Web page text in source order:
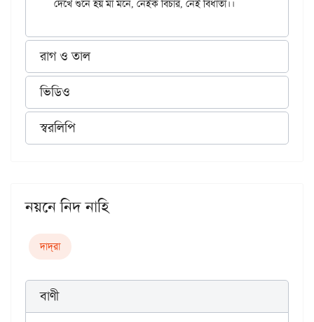
রাগ ও তাল
ভিডিও
স্বরলিপি
নয়নে নিদ নাহি
দাদ্‌রা
বাণী